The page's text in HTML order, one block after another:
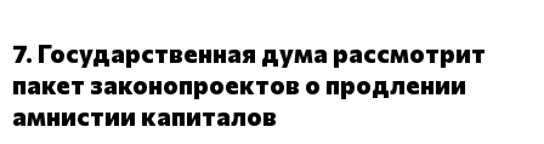
7. Государственная дума рассмотрит
пакет законопроектов о продлении
амнистии капиталов